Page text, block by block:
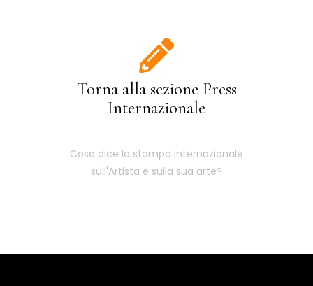
Torna alla sezione Press
Internazionale
Cosa dice la stampa internazionale
sull'Artista e sulla sua arte?